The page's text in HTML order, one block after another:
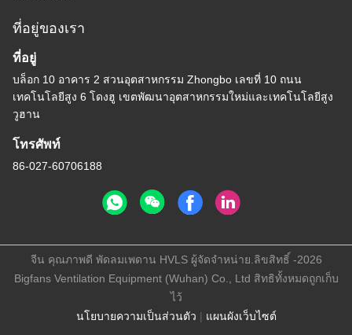
ที่อยู่ของเรา
ที่อยู่
บล็อก 10 อาคาร 2 สวนอุตสาหกรรม Zhongbo เลขที่ 10 ถนน
เทคโนโลยีสูง 6 โดงฮู เขตพัฒนาอุตสาหกรรมใหม่และเทคโนโลยีสูง
วูฮาน
โทรศัพท์
86-027-60706188
นโยบายความเป็นส่วนตัว | แผนผังเว็บไซต์
จีน คุณภาพดี พัดลมเพดาน HVLS ผู้จัดจําหน่าย.ลิขสิทธิ์ -2026
Bigfans Ventilation Equipment (Wuhan) Co., Ltd สิทธิทั้งหมดถูกเก็บ
ไว้